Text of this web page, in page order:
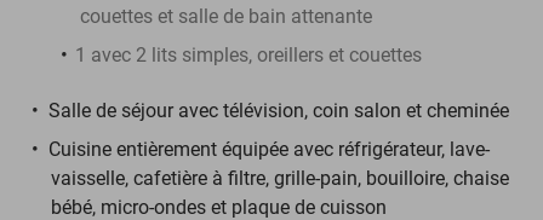
couettes et salle de bain attenante
1 avec 2 lits simples, oreillers et couettes
Salle de séjour avec télévision, coin salon et cheminée
Cuisine entièrement équipée avec réfrigérateur, lave-
vaisselle, cafetière à filtre, grille-pain, bouilloire, chaise
bébé, micro-ondes et plaque de cuisson